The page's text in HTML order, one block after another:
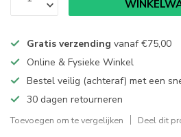
Gratis verzending vanaf€75,00
Online & Fysieke Winkel
Bestel veilig (achteraf) met een
30 dagen retourneren
Toevoegen om te vergelijken Deel dit